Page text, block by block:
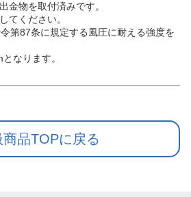
金物を取付済みです。
てください。
第87条に規定する風圧に耐える強度を
なります。
商品TOPに戻る